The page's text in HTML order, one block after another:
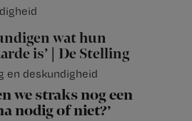
wat hun
is’ | De Stelling
en deskundigheid
we straks nog een
nodig of niet?’